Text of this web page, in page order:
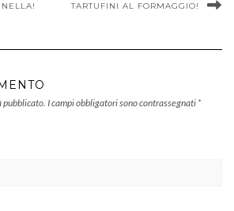
TARTUFINI AL FORMAGGIO!
pubblicato. I campi obbligatori sono contrassegnati *